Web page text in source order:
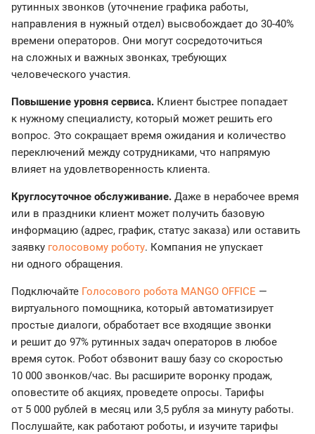
рутинных звонков (уточнение графика работы,
направления в нужный отдел) высвобождает до 30-40%
времени операторов. Они могут сосредоточиться
на сложных и важных звонках, требующих
человеческого участия.
Повышение уровня сервиса. Клиент быстрее попадает
к нужному специалисту, который может решить его
вопрос. Это сокращает время ожидания и количество
переключений между сотрудниками, что напрямую
влияет на удовлетворенность клиента.
Круглосуточное обслуживание. Даже в нерабочее время
или в праздники клиент может получить базовую
информацию (адрес, график, статус заказа) или оставить
заявку голосовому роботу. Компания не упускает
ни одного обращения.
Подключайте Голосового робота MANGO OFFICE —
виртуального помощника, который автоматизирует
простые диалоги, обработает все входящие звонки
и решит до 97% рутинных задач операторов в любое
время суток. Робот обзвонит вашу базу со скоростью
10 000 звонков/час. Вы расширите воронку продаж,
оповестите об акциях, проведете опросы. Тарифы
от 5 000 рублей в месяц или 3,5 рубля за минуту работы.
Послушайте, как работают роботы, и изучите тарифы